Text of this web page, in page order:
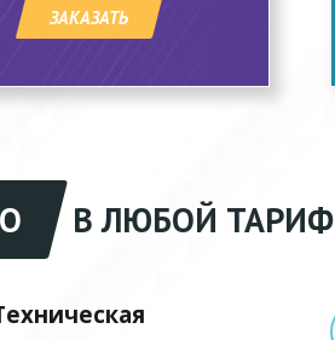
ЗАКАЗАТЬ
В ЛЮБОЙ ТАРИФ